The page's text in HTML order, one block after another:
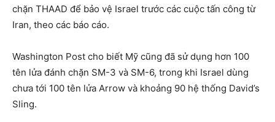
chặn THAAD để bảo vệ Israel trước các cuộc tấn công từ
Iran, theo các báo cáo.
Washington Post cho biết Mỹ cũng đã sử dụng hơn 100
tên lửa đánh chặn SM-3 và SM-6, trong khi Israel dùng
chưa tới 100 tên lửa Arrow và khoảng 90 hệ thống David’s
Sling.